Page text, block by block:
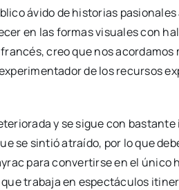
ávido de historias
en las formas visuales con
creo que nos acordamos
de los recursos
y se sigue con bastante
se sintió atraído, por lo que
para convertirse en el único
trabaja en espectáculos